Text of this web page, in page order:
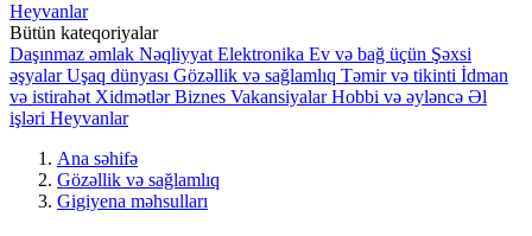
Heyvanlar
Bütün kateqoriyalar
Daşınmaz əmlak Nəqliyyat Elektronika Ev və bağ üçün Şəxsi
əşyalar Uşaq dünyası Gözəllik və sağlamlıq Təmir və tikinti İdman
və istirahət Xidmətlər Biznes Vakansiyalar Hobbi və əyləncə Əl
işləri Heyvanlar
Ana səhifə
Gözəllik və sağlamlıq
Gigiyena məhsulları